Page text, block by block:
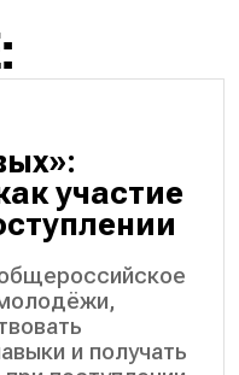
участие
и получать